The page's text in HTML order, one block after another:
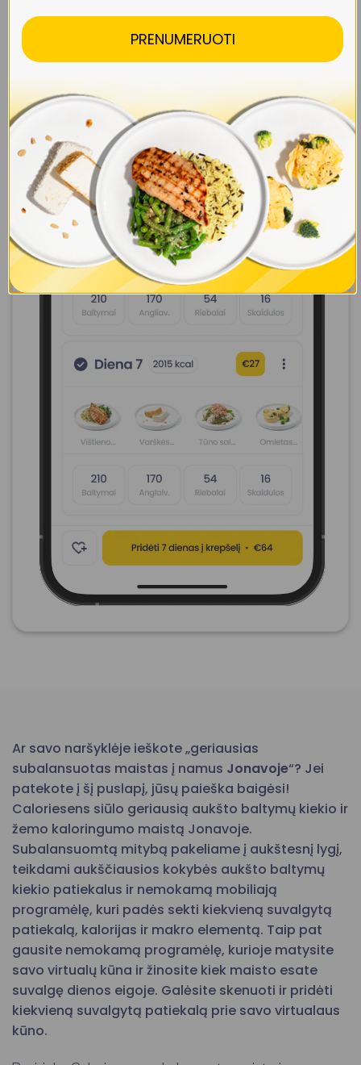
Sukurk savo savaitę iki 7 dienų
Ar savo naršyklėje ieškote „geriausias
subalansuotas maistas į namus Jonavoje“? Jei
patekote į šį puslapį, jūsų paieška baigėsi!
Caloriesens siūlo geriausią aukšto baltymų kiekio ir
žemo kaloringumo maistą Jonavoje.
Subalansuomtą mitybą pakeliame į aukštesnį lygį,
teikdami aukščiausios kokybės aukšto baltymų
kiekio patiekalus ir nemokamą mobiliają
programėlę, kuri padės sekti kiekvieną suvalgytą
patiekalą, kalorijas ir makro elementą. Taip pat
gausite nemokamą programėlę, kurioje matysite
savo virtualų kūna ir žinosite kiek maisto esate
suvalgę dienos eigoje. Galėsite skenuoti ir pridėti
kiekvieną suvalgytą patiekalą prie savo virtualaus
kūno.
PRENUMERUOTI